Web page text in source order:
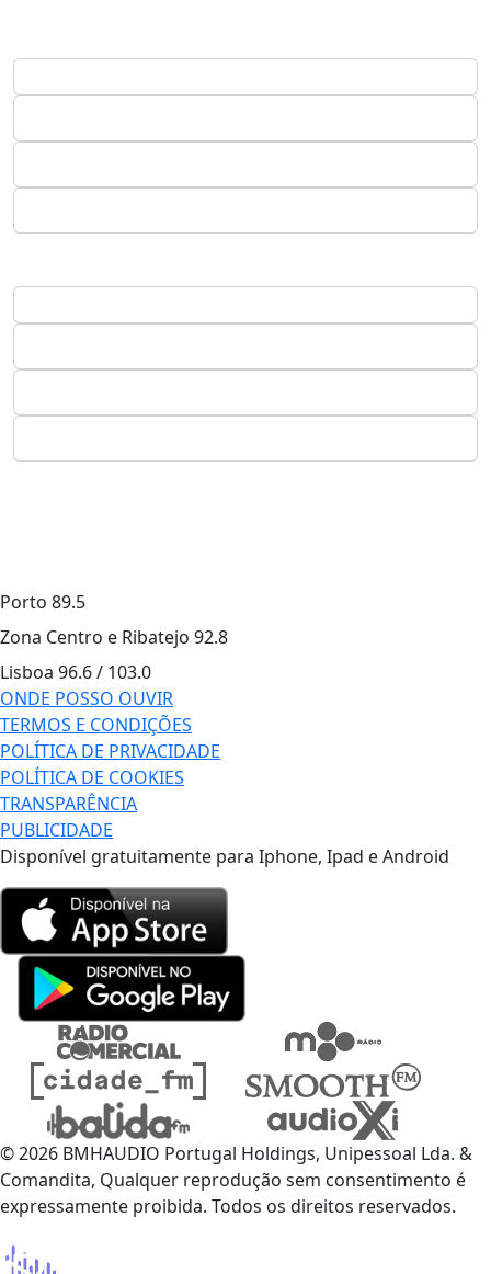
Porto 89.5
Zona Centro e Ribatejo 92.8
Lisboa 96.6 / 103.0
ONDE POSSO OUVIR
TERMOS E CONDIÇÕES
POLÍTICA DE PRIVACIDADE
POLÍTICA DE COOKIES
TRANSPARÊNCIA
PUBLICIDADE
Disponível gratuitamente para Iphone, Ipad e Android
© 2026 BMHAUDIO Portugal Holdings, Unipessoal Lda. &
Comandita, Qualquer reprodução sem consentimento é
expressamente proibida. Todos os direitos reservados.